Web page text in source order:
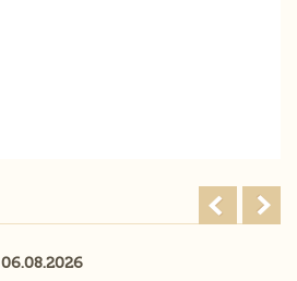
06.08.2026